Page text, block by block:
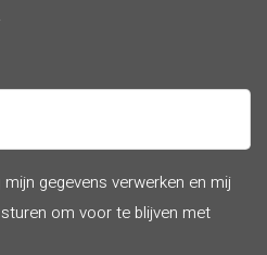
gegevens verwerken en mij
om voor te blijven met